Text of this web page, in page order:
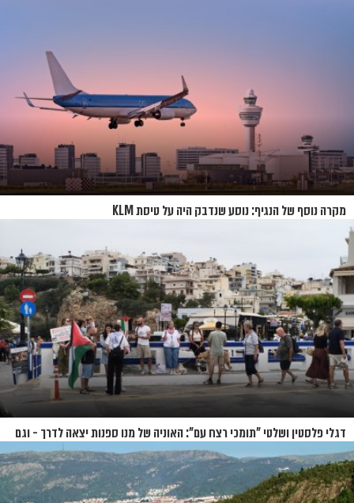
מקרה נוסף של הנגיף: נוסע שנדבק היה על טיסת KLM
דגלי פלסטין ושלטי "תומכי רצח עם": האוניה של מנו ספנות יצאה לדרך - וגם
המחאות